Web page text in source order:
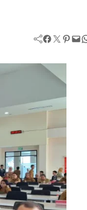
Facebook Twitter Pinterest Mail WhatsApp